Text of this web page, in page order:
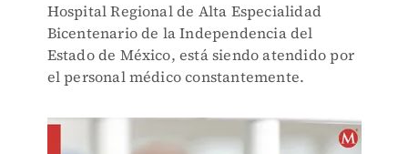
Hospital Regional de Alta Especialidad
Bicentenario de la Independencia del
Estado de México, está siendo atendido por
el personal médico constantemente.